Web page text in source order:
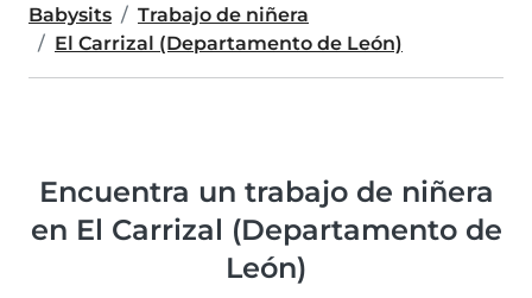
Babysits
Trabajo de niñera
El Carrizal (Departamento de León)
Encuentra un trabajo de niñera
en El Carrizal (Departamento de
León)